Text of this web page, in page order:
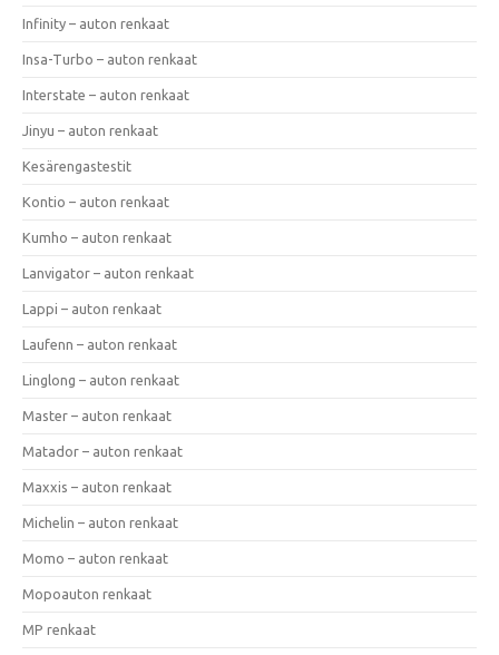
Infinity – auton renkaat
Insa-Turbo – auton renkaat
Interstate – auton renkaat
Jinyu – auton renkaat
Kesärengastestit
Kontio – auton renkaat
Kumho – auton renkaat
Lanvigator – auton renkaat
Lappi – auton renkaat
Laufenn – auton renkaat
Linglong – auton renkaat
Master – auton renkaat
Matador – auton renkaat
Maxxis – auton renkaat
Michelin – auton renkaat
Momo – auton renkaat
Mopoauton renkaat
MP renkaat